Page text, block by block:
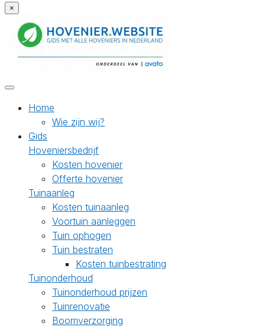
×
Home
Wie zijn wij?
Gids
Hoveniersbedrijf
Kosten hovenier
Offerte hovenier
Tuinaanleg
Kosten tuinaanleg
Voortuin aanleggen
Tuin ophogen
Tuin bestraten
Kosten tuinbestrating
Tuinonderhoud
Tuinonderhoud prijzen
Tuinrenovatie
Boomverzorging